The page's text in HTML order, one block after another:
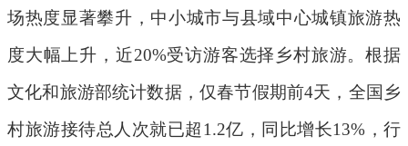
场热度显著攀升，中小城市与县域中心城镇旅游热
度大幅上升，近20%受访游客选择乡村旅游。根据
文化和旅游部统计数据，仅春节假期前4天，全国乡
村旅游接待总人次就已超1.2亿，同比增长13% ，行